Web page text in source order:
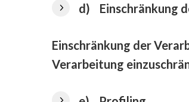
d) Einschränkung
Einschränkung der
Verarbeitung